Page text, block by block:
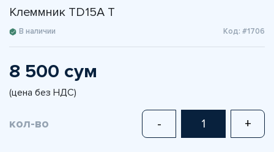
Клеммник ТD15A T
В наличии Код: #1706
8 500 сум
(цена без НДС)
кол-во - +